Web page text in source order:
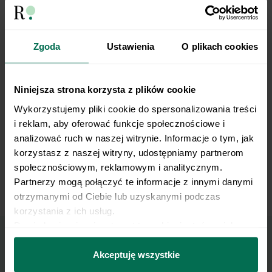
Zgoda Ustawienia O plikach cookies
Niniejsza strona korzysta z plików cookie
Wykorzystujemy pliki cookie do spersonalizowania treści
i reklam, aby oferować funkcje społecznościowe i
analizować ruch w naszej witrynie. Informacje o tym, jak
korzystasz z naszej witryny, udostępniamy partnerom
społecznościowym, reklamowym i analitycznym.
Partnerzy mogą połączyć te informacje z innymi danymi
otrzymanymi od Ciebie lub uzyskanymi podczas
korzystania z ich usług.
można się z nami skontaktować i w jaki sposób
przetwarzamy dane osobowe w ramach
prywatności.
Akceptuję wszystkie
Wykroki do przodu
Marzy Ci się osiągnięcie